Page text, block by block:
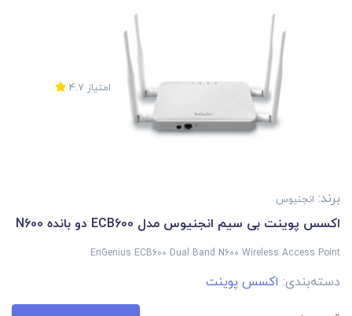
امتیاز 4.7
برند: انجنیوس
اکسس پوینت بی سیم انجنیوس مدل ECB600 دو بانده N600
EnGenius ECB600 Dual Band N600 Wireless Access Point
دسته‌بندی: اکسس پوینت